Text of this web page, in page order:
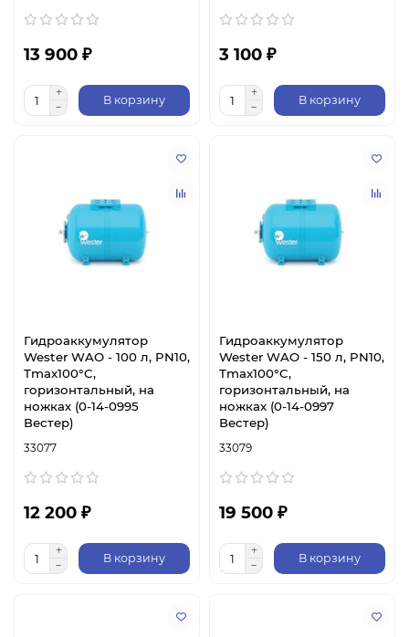
13 900 ₽
В корзину
3 100 ₽
В корзину
Гидроаккумулятор
Wester WAO - 100 л, PN10,
Tmax100°C,
горизонтальный, на
ножках (0-14-0995
Вестер)
33077
12 200 ₽
В корзину
Гидроаккумулятор
Wester WAO - 150 л, PN10,
Tmax100°C,
горизонтальный, на
ножках (0-14-0997
Вестер)
33079
19 500 ₽
В корзину